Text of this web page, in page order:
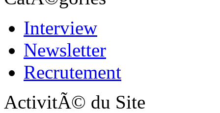
Interview
Newsletter
Recrutement
ActivitÃ© du Site